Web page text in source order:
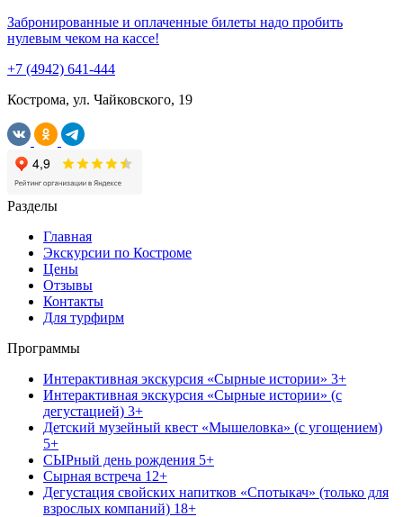
Забронированные и оплаченные билеты надо пробить
нулевым чеком на кассе!
+7 (4942) 641-444
Кострома, ул. Чайковского, 19
Разделы
Главная
Экскурсии по Костроме
Цены
Отзывы
Контакты
Для турфирм
Программы
Интерактивная экскурсия «Сырные истории» 3+
Интерактивная экскурсия «Сырные истории» (с
дегустацией) 3+
Детский музейный квест «Мышеловка» (с угощением)
5+
СЫРный день рождения 5+
Сырная встреча 12+
Дегустация свойских напитков «Спотыкач» (только для
взрослых компаний) 18+